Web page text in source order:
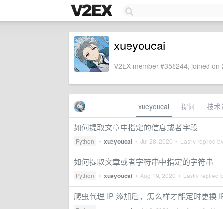
xueyoucai
V2EX member #358244, joined
xueyoucai 提问 技术
如何提取文章中指定的信息或者字段
Python • xueyoucai • Jul 28, 2020 • Lastly replied by
如何提取文章或者字符串中指定的字符串
Python • xueyoucai • Aug 19, 2020 • Lastly replied
爬虫代理 IP 添加后，怎么样才能定时更换